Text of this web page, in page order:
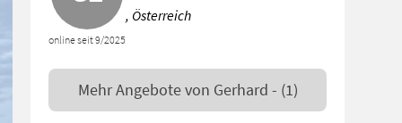
online seit 9/2025
, Österreich
Mehr Angebote von Gerhard - (1)